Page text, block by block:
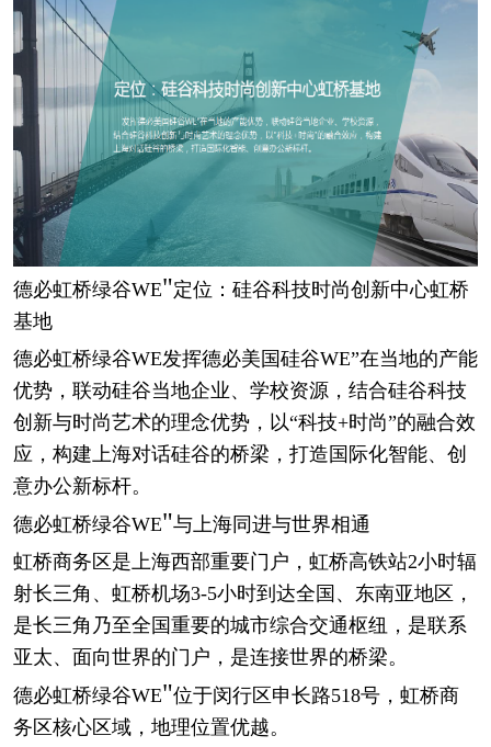
德必虹桥绿谷WE"定位：硅谷科技时尚创新中心虹桥
基地
德必虹桥绿谷WE发挥德必美国硅谷WE”在当地的产能
优势，联动硅谷当地企业、学校资源，结合硅谷科技
创新与时尚艺术的理念优势，以“科技+时尚”的融合效
应，构建上海对话硅谷的桥梁，打造国际化智能、创
意办公新标杆。
德必虹桥绿谷WE"与上海同进与世界相通
虹桥商务区是上海西部重要门户，虹桥高铁站2小时辐
射长三角、虹桥机场3-5小时到达全国、东南亚地区，
是长三角乃至全国重要的城市综合交通枢纽，是联系
亚太、面向世界的门户，是连接世界的桥梁。
德必虹桥绿谷WE"位于闵行区申长路518号，虹桥商
务区核心区域，地理位置优越。